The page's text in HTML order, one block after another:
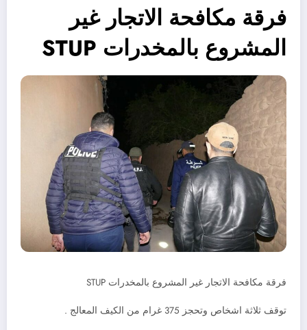
فرقة مكافحة الاتجار غير
المشروع بالمخدرات STUP
فرقة مكافحة الاتجار غير المشروع بالمخدرات STUP
توقف ثلاثة اشخاص وتحجز 375 غرام من الكيف المعالج .